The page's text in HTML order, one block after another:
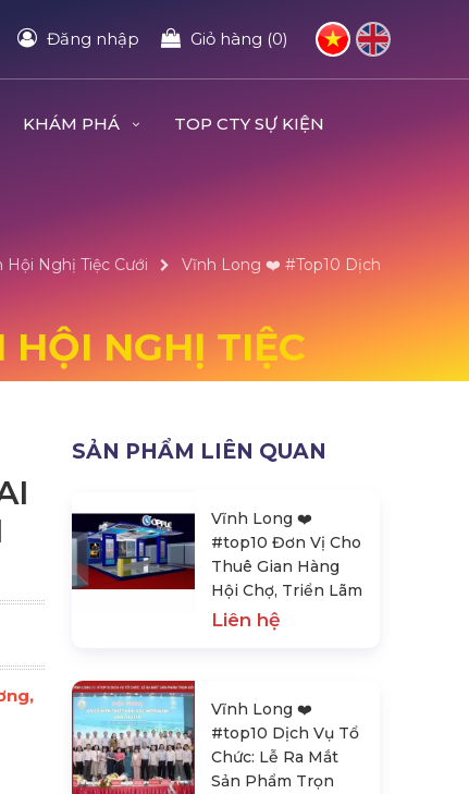
Đăng nhập Giỏ hàng (0)
KHÁM PHÁ
TOP CTY SỰ KIỆN
Nghị Tiệc Cưới
Vĩnh Long ❤️️ #top10 Dịch
NGHỊ TIỆC
SẢN PHẨM LIÊN QUAN
Vĩnh Long ❤️️
#top10 Đơn Vị Cho
Thuê Gian Hàng
Hội Chợ, Triển Lãm
Liên hệ
Vĩnh Long ❤️️
#top10 Dịch Vụ Tổ
Chức: Lễ Ra Mắt
Sản Phẩm Trọn